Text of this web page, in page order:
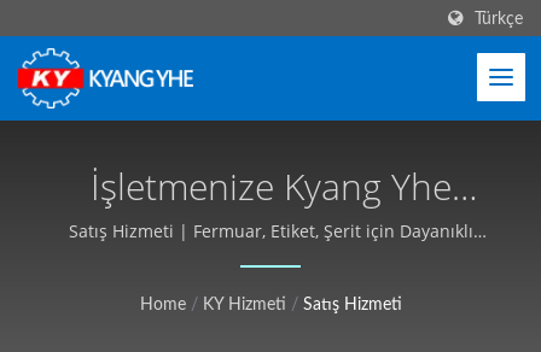
Türkçe
İşletmenize Kyang Yhe
Danışman Ekibini Dahil
Edin | Yüksek Verimli
Satış Hizmeti | Fermuar, Etiket, Şerit için Dayanıklı
Tekstil Makineleri - Kyang Yhe (KY)
Home / KY Hizmeti / Satış Hizmeti